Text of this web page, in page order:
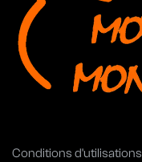
Conditions d'utilisations